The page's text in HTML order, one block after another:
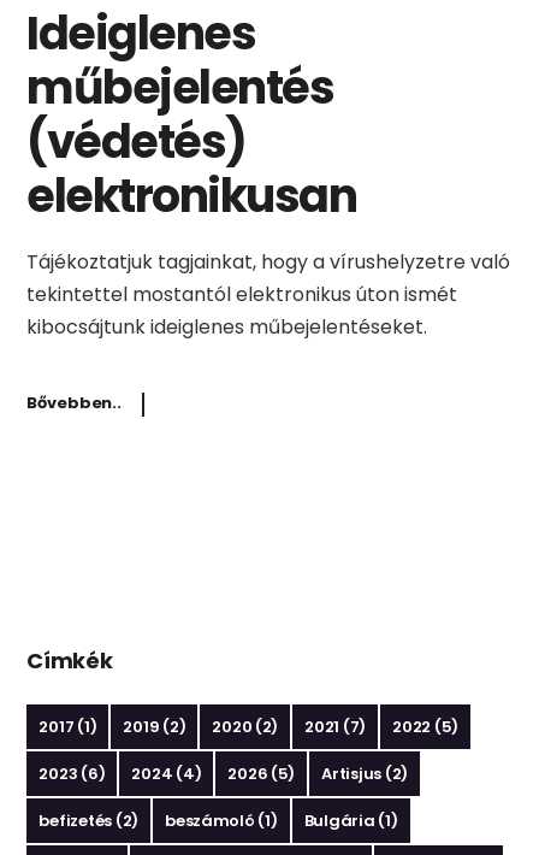
Ideiglenes
műbejelentés
(védetés)
elektronikusan
Tájékoztatjuk tagjainkat, hogy a vírushelyzetre való
tekintettel mostantól elektronikus úton ismét
kibocsájtunk ideiglenes műbejelentéseket.
Bővebben..
Címkék
2017 (1) 2019 (2) 2020 (2) 2021 (7) 2022 (5)
2023 (6) 2024 (4) 2026 (5) Artisjus (2)
befizetés (2) beszámoló (1) Bulgária (1)